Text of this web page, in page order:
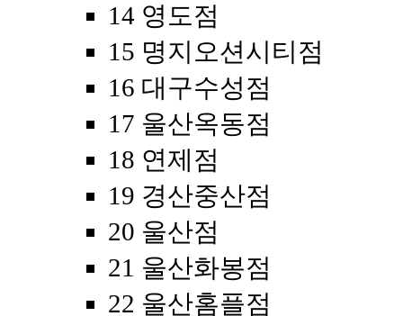
14 영도점
15 명지오션시티점
16 대구수성점
17 울산옥동점
18 연제점
19 경산중산점
20 울산점
21 울산화봉점
22 울산홈플점